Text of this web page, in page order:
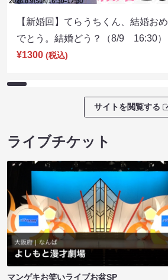
【新婚回】てらうちくん、結婚おめ
でとう。結婚どう？（8/9 16:30）
¥1300 (税込)
サイトを閲覧する
ライブチケット
マンゲキお笑いライブお盆SP